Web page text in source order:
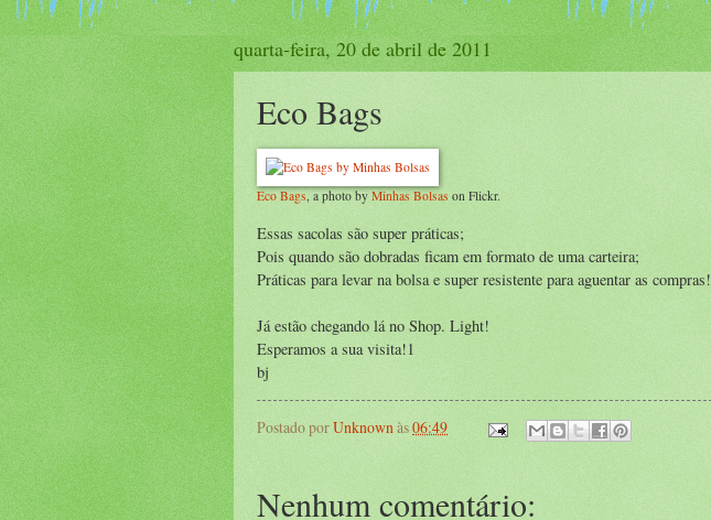
quarta-feira, 20 de abril de 2011
Eco Bags
Eco Bags , a photo byMinhas Bolsas on Flickr.
Essas sacolas são super práticas;
Pois quando são dobradas ficam em formato de uma carteira;
Práticas para levar na bolsa e super resistente para aguentar as compras!
Já estão chegando lá no Shop. Light!
Esperamos a sua visita!1
bj
Postado porUnknownàs06:49
Nenhum comentário: